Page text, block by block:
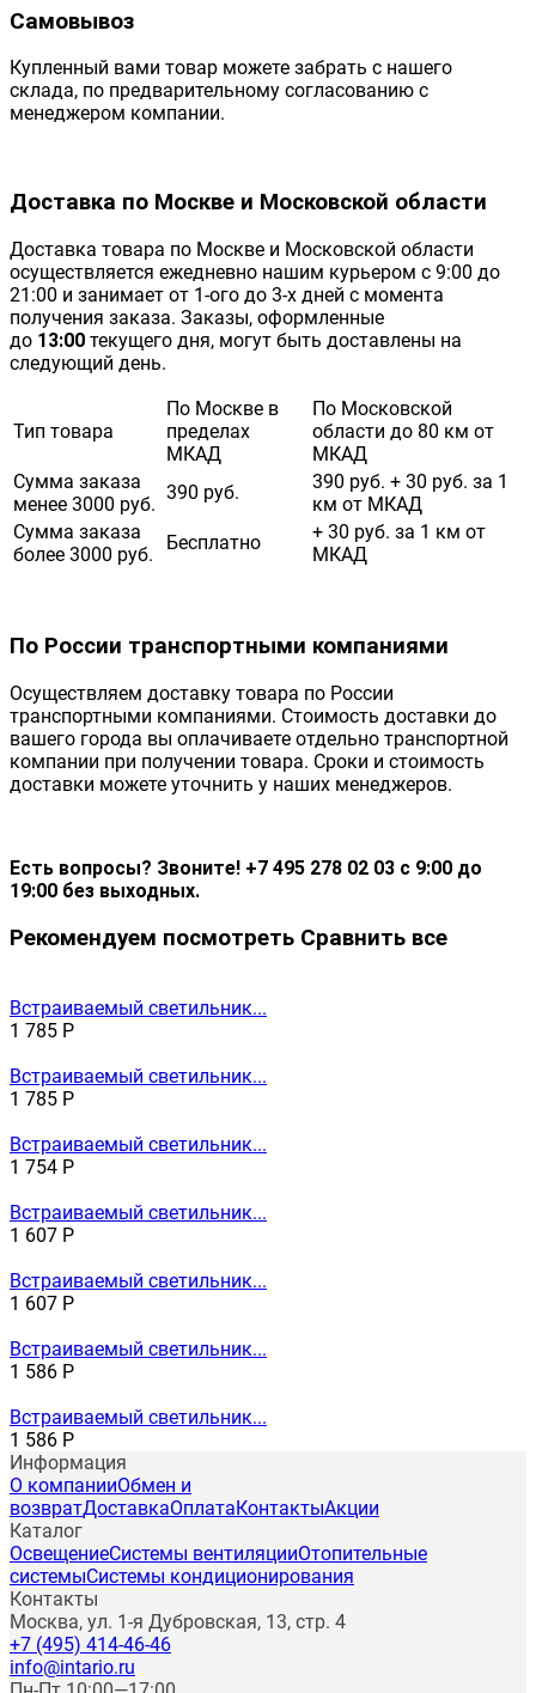
Самовывоз
Купленный вами товар можете забрать с нашего
склада, по предварительному согласованию с
менеджером компании.
Доставка по Москве и Московской области
Доставка товара по Москве и Московской области
осуществляется ежедневно нашим курьером с 9:00 до
21:00 и занимает от 1-ого до 3-х дней с момента
получения заказа. Заказы, оформленные
до 13:00 текущего дня, могут быть доставлены на
следующий день.
Тип товара
По Москве в
пределах
МКАД
По Московской
области до 80 км от
МКАД
Сумма заказа
менее 3000 руб.
390 руб.
390 руб. + 30 руб. за 1
км от МКАД
Сумма заказа
более 3000 руб.
Бесплатно
+ 30 руб. за 1 км от
МКАД
По России транспортными компаниями
Осуществляем доставку товара по России
транспортными компаниями. Стоимость доставки до
вашего города вы оплачиваете отдельно транспортной
компании при получении товара. Сроки и стоимость
доставки можете уточнить у наших менеджеров.
Есть вопросы? Звоните! +7 495 278 02 03 с 9:00 до
19:00 без выходных.
Рекомендуем посмотреть Сравнить все
Встраиваемый светильник...
1 785 Р
Встраиваемый светильник...
1 785 Р
Встраиваемый светильник...
1 754 Р
Встраиваемый светильник...
1 607 Р
Встраиваемый светильник...
1 607 Р
Встраиваемый светильник...
1 586 Р
Встраиваемый светильник...
1 586 Р
Информация
О компанииОбмен и
возвратДоставкаОплатаКонтактыАкции
Каталог
ОсвещениеСистемы вентиляцииОтопительные
системыСистемы кондиционирования
Контакты
Москва, ул. 1-я Дубровская, 13, стр. 4
+7 (495) 414-46-46
info@intario.ru